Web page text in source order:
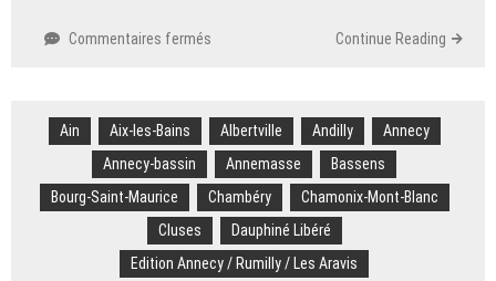
Commentaires fermés
noir.
Quatorze
fois
champion
France,
le
Continue Reading
Ain Aix-les-Bains Albertville Andilly
Annecy
Annecy-bassin
Annemasse
Bassens
Bourg-Saint-Maurice
Chambéry
Chamonix-Mont-Blanc
Cluses
Dauphiné Libéré
Edition Annecy / Rumilly / Les Aravis